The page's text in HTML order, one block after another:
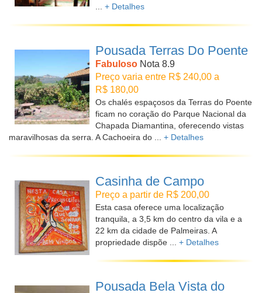
+ Detalhes
Pousada Terras Do Poente
Fabuloso Nota 8.9
Preço varia entre R$ 240,00 a
R$ 180,00
Os chalés espaçosos da Terras do Poente
ficam no coração do Parque Nacional da
Chapada Diamantina, oferecendo vistas
maravilhosas da serra. A Cachoeira do ... + Detalhes
Casinha de Campo
Preço a partir de R$ 200,00
Esta casa oferece uma localização
tranquila, a 3,5 km do centro da vila e a
22 km da cidade de Palmeiras. A
propriedade dispõe ... + Detalhes
Pousada Bela Vista do